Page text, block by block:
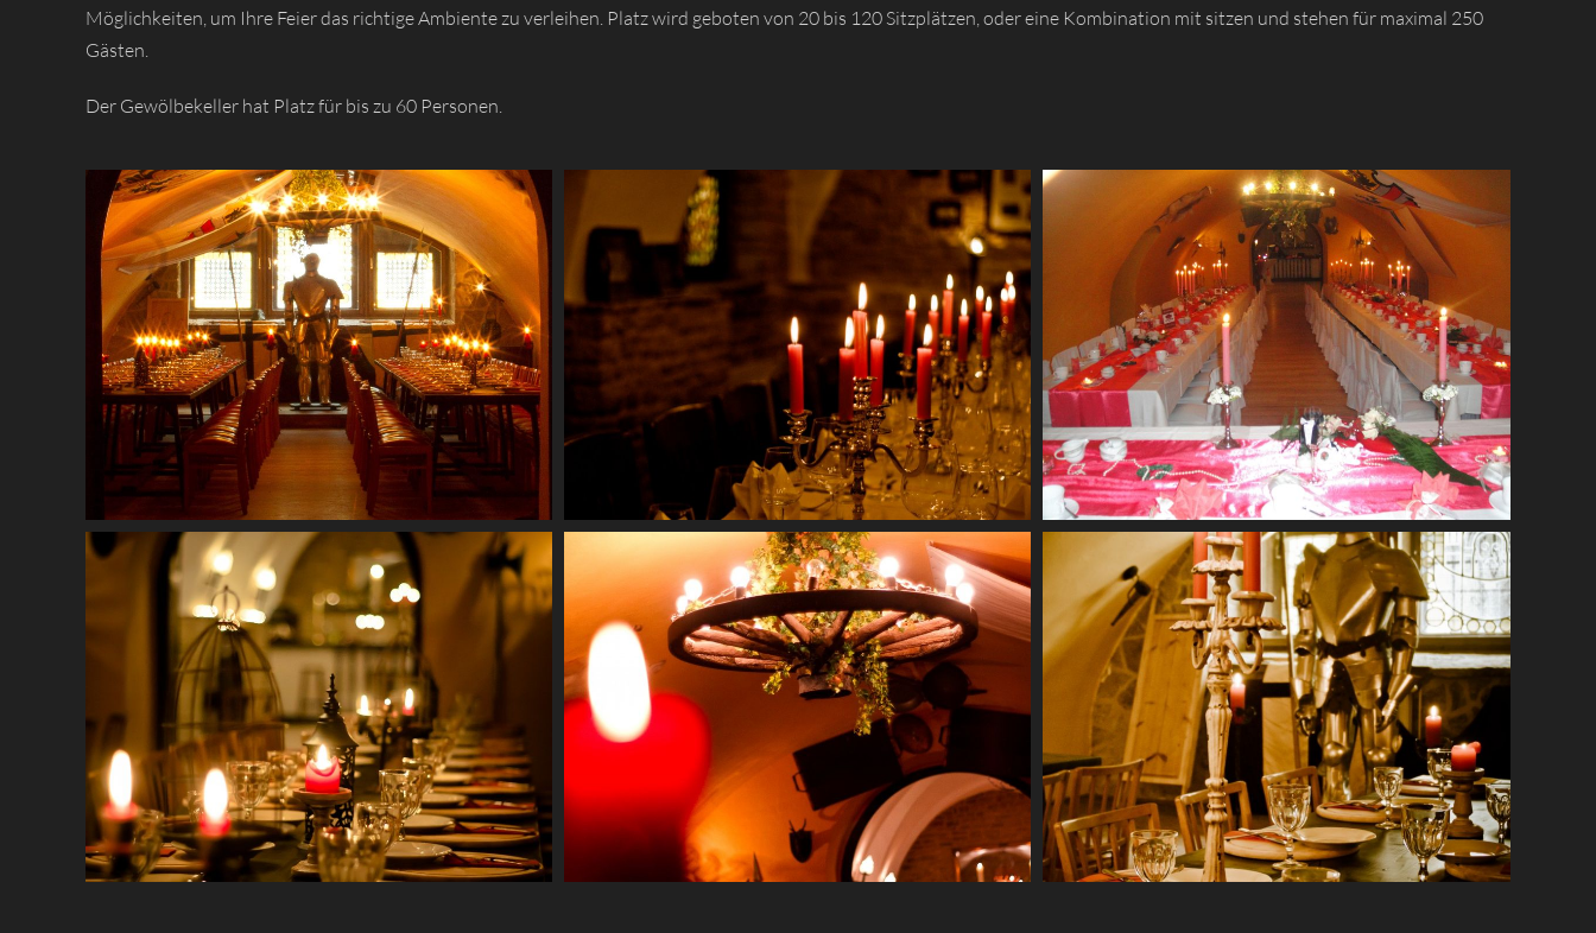
Möglichkeiten, um Ihre Feier das richtige Ambiente zu verleihen. Platz wird geboten von 20 bis 120 Sitzplätzen, oder eine Kombination mit sitzen und stehen für maximal 250
Gästen.
Der Gewölbekeller hat Platz für bis zu 60 Personen.